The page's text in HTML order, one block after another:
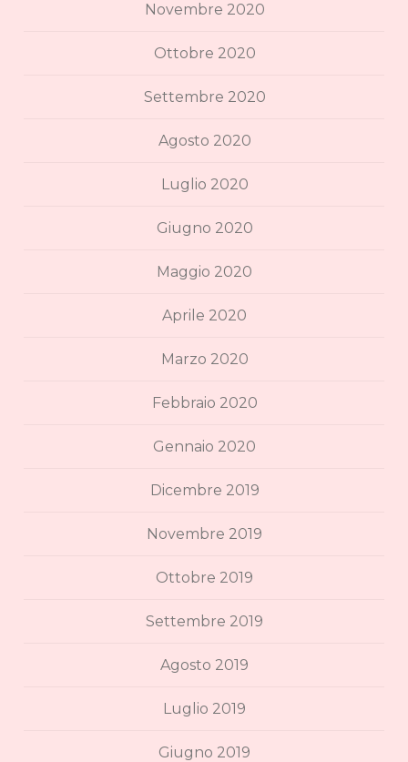
Novembre 2020
Ottobre 2020
Settembre 2020
Agosto 2020
Luglio 2020
Giugno 2020
Maggio 2020
Aprile 2020
Marzo 2020
Febbraio 2020
Gennaio 2020
Dicembre 2019
Novembre 2019
Ottobre 2019
Settembre 2019
Agosto 2019
Luglio 2019
Giugno 2019